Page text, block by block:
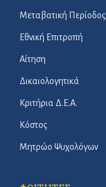
Μεταβατική Περίοδος
Εθνική Επιτροπή
Αίτηση
Δικαιολογητικά
Κριτήρια Δ.Ε.Α.
Κόστος
Μητρώο Ψυχολόγων